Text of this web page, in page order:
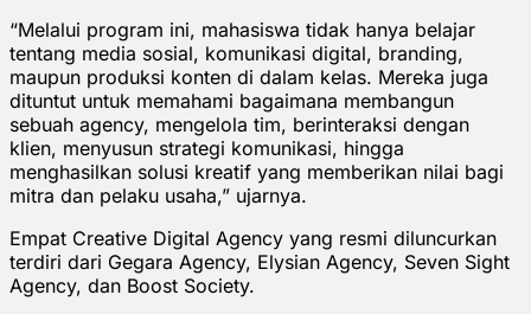
“Melalui program ini, mahasiswa tidak hanya belajar
tentang media sosial, komunikasi digital, branding,
maupun produksi konten di dalam kelas. Mereka juga
dituntut untuk memahami bagaimana membangun
sebuah agency, mengelola tim, berinteraksi dengan
klien, menyusun strategi komunikasi, hingga
menghasilkan solusi kreatif yang memberikan nilai bagi
mitra dan pelaku usaha,” ujarnya.
Empat Creative Digital Agency yang resmi diluncurkan
terdiri dari Gegara Agency, Elysian Agency, Seven Sight
Agency, dan Boost Society.